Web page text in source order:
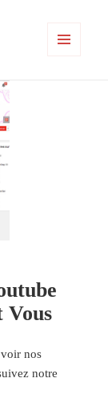
Vous
nos
notre